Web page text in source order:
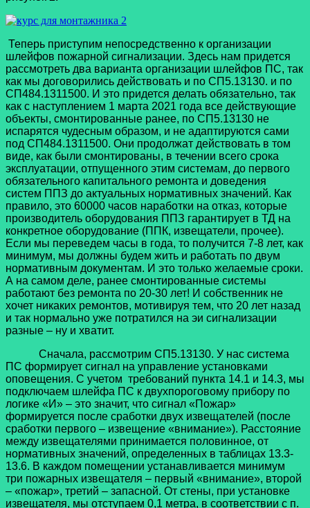
Теперь приступим непосредственно к организации
шлейфов пожарной сигнализации. Здесь нам придется
рассмотреть два варианта организации шлейфов ПС, так
как мы договорились действовать и по СП5.13130. и по
СП484.1311500. И это придется делать обязательно, так
как с наступлением 1 марта 2021 года все действующие
объекты, смонтированные ранее, по СП5.13130 не
испарятся чудесным образом, и не адаптируются сами
под СП484.1311500. Они продолжат действовать в том
виде, как были смонтированы, в течении всего срока
эксплуатации, отпущенного этим системам, до первого
обязательного капитального ремонта и доведения
систем ППЗ до актуальных нормативных значений. Как
правило, это 60000 часов наработки на отказ, которые
производитель оборудования ППЗ гарантирует в ТД на
конкретное оборудование (ППК, извещатели, прочее).
Если мы переведем часы в года, то получится 7-8 лет, как
минимум, мы должны будем жить и работать по двум
нормативным документам. И это только желаемые сроки.
А на самом деле, ранее смонтированные системы
работают без ремонта по 20-30 лет! И собственник не
хочет никаких ремонтов, мотивируя тем, что 20 лет назад
и так нормально уже потратился на эи сигнализации
разные – ну и хватит.
Сначала, рассмотрим СП5.13130. У нас система
ПС формирует сигнал на управление установками
оповещения. С учетом требований пункта 14.1 и 14.3, мы
подключаем шлейфа ПС к двухпороговому прибору по
логике «И» – это значит, что сигнал «Пожар»
формируется после сработки двух извещателей (после
сработки первого – извещение «внимание»). Расстояние
между извещателями принимается половинное, от
нормативных значений, определенных в таблицах 13.3-
13.6. В каждом помещении устанавливается минимум
три пожарных извещателя – первый «внимание», второй
– «пожар», третий – запасной. От стены, при установке
извещателя, мы отступаем 0,1 метра, в соответствии с п.